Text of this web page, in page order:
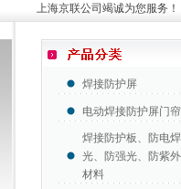
上海京联公司竭诚为您服务！
焊接防护屏
电动焊接防护屏门帘
焊接防护板、防电
光、防强光、防紫
材料